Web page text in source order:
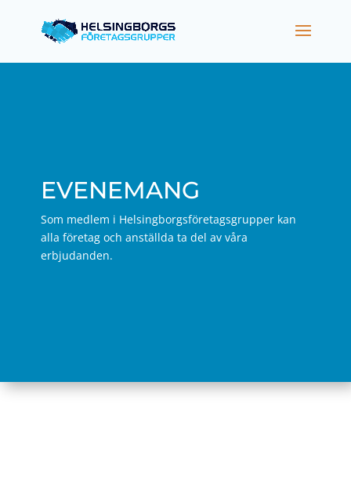
EVENEMANG
Som medlem i Helsingborgsföretagsgrupper kan
alla företag och anställda ta del av våra
erbjudanden.